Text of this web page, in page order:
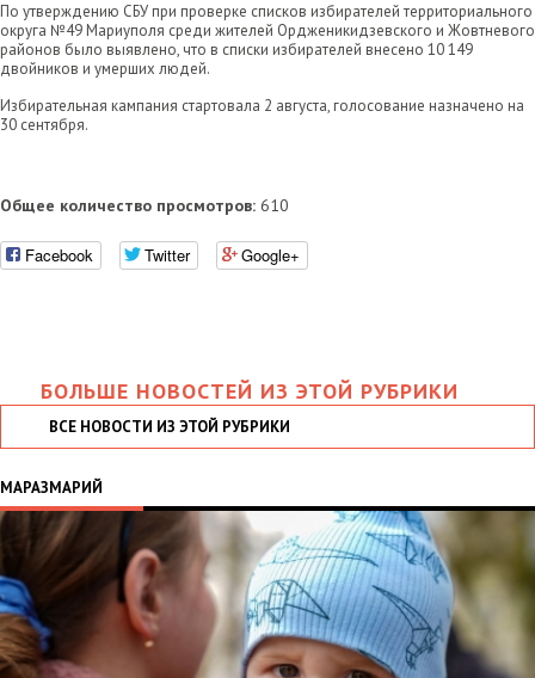
По утверждению СБУ при проверке списков избирателей территориального
округа №49 Мариуполя среди жителей Ордженикидзевского и Жовтневого
районов было выявлено, что в списки избирателей внесено 10 149
двойников и умерших людей.
Избирательная кампания стартовала 2 августа, голосование назначено на
30 сентября.
Общее количество просмотров: 610
Facebook Twitter Google+
БОЛЬШЕ НОВОСТЕЙ ИЗ ЭТОЙ РУБРИКИ
ВСЕ НОВОСТИ ИЗ ЭТОЙ РУБРИКИ
МАРАЗМАРИЙ